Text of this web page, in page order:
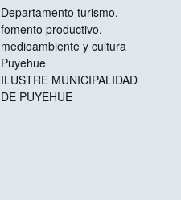
Departamento turismo,
fomento productivo,
medioambiente y cultura
Puyehue
ILUSTRE MUNICIPALIDAD
DE PUYEHUE